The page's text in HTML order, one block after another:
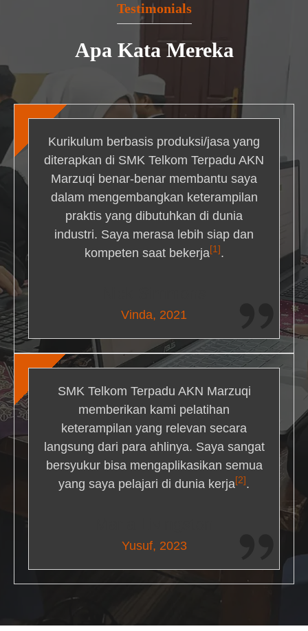
Testimonials
Apa Kata Mereka
Kurikulum berbasis produksi/jasa yang
diterapkan di SMK Telkom Terpadu AKN
Marzuqi benar-benar membantu saya
dalam mengembangkan keterampilan
praktis yang dibutuhkan di dunia
industri. Saya merasa lebih siap dan
kompeten saat bekerja[1] .
Vinda, 2021
SMK Telkom Terpadu AKN Marzuqi
memberikan kami pelatihan
keterampilan yang relevan secara
langsung dari para ahlinya. Saya sangat
bersyukur bisa mengaplikasikan semua
yang saya pelajari di dunia kerja[2] .
Yusuf, 2023